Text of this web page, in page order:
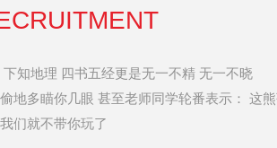
知地理 四书五经更是无一不精 无一不晓
地多瞄你几眼 甚至老师同学轮番表示： 这
们就不带你玩了